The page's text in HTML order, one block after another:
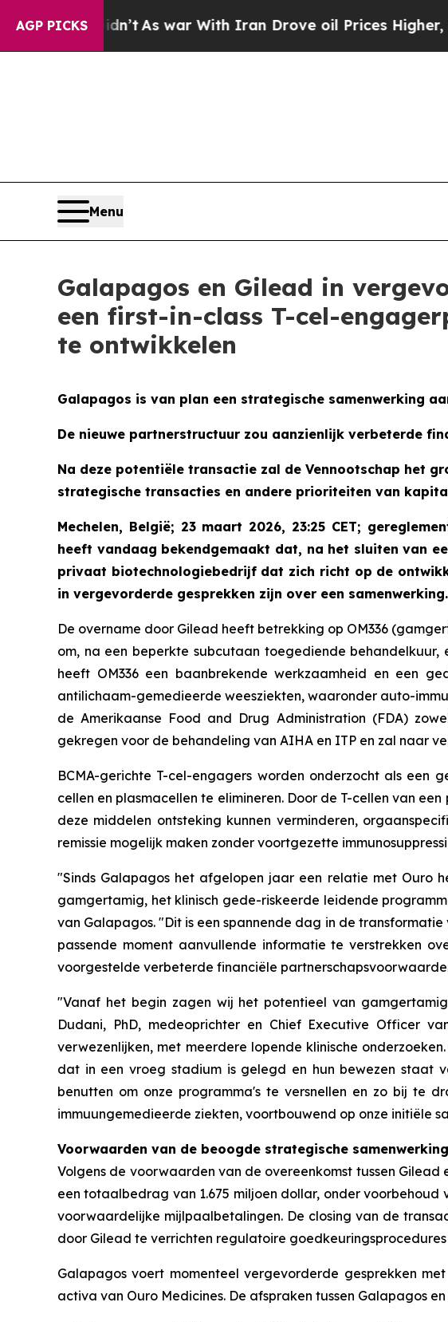
AGP PICKS
As war With Iran Drove oil Prices Higher, Trump Gave
Menu
Galapagos en Gilead in
een first-in-class T-cel-
te ontwikkelen
Galapagos is van plan een strategische samenwerking
De nieuwe partnerstructuur zou aanzienlijk verbeterde
Na deze potentiële transactie zal de Vennootschap het
strategische transacties en andere prioriteiten van
Mechelen, België; 23 maart 2026, 23:25 CET;
heeft vandaag bekendgemaakt dat, na het sluiten van
privaat biotechnologiebedrijf dat zich richt op de
in vergevorderde gesprekken zijn over een samenwerking.
De overname door Gilead heeft betrekking op OM336
om, na een beperkte subcutaan toegediende
heeft OM336 een baanbrekende werkzaamheid en een
antilichaam-gemedieerde weesziekten, waaronder auto-
de Amerikaanse Food and Drug Administration (FDA)
gekregen voor de behandeling van AIHA en ITP en zal naar
BCMA-gerichte T-cel-engagers worden onderzocht als een
cellen en plasmacellen te elimineren. Door de T-cellen van
deze middelen ontsteking kunnen verminderen,
remissie mogelijk maken zonder voortgezette
"Sinds Galapagos het afgelopen jaar een relatie met Ouro
gamgertamig, het klinisch gede-riskeerde leidende
van Galapagos. "Dit is een spannende dag in de
passende moment aanvullende informatie te verstrekken
voorgestelde verbeterde financiële
"Vanaf het begin zagen wij het potentieel van
Dudani, PhD, medeoprichter en Chief Executive Officer
verwezenlijken, met meerdere lopende klinische
dat in een vroeg stadium is gelegd en hun bewezen staat
benutten om onze programma's te versnellen en zo bij te
immuungemedieerde ziekten, voortbouwend op onze initiële
Voorwaarden van de beoogde strategische
Volgens de voorwaarden van de overeenkomst tussen
een totaalbedrag van 1.675 miljoen dollar, onder
voorwaardelijke mijlpaalbetalingen. De closing van de
door Gilead te verrichten regulatoire
Galapagos voert momenteel vergevorderde gesprekken
activa van Ouro Medicines. De afspraken tussen Galapagos